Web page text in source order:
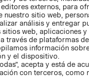
externos, para
nuestro sitio web,
análisis y entregar
sitios web, aplicaciones
través de plataformas
información
y el dispositivo.
acepta y está de
con terceros, como